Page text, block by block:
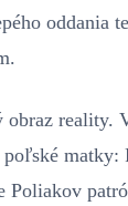
oddania
obraz reality.
matky:
Poliakov